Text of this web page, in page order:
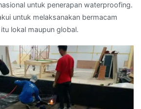
untuk penerapan waterproofing.
untuk melaksanakan bermacam
lokal maupun global.